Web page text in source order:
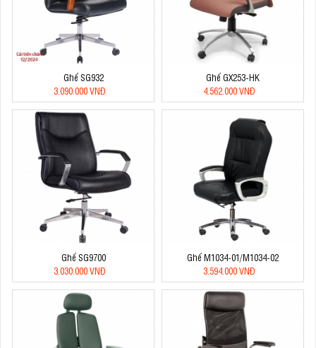
Ghế SG932
3.090.000 VNĐ
Ghế GX253-HK
4.562.000 VNĐ
Ghế SG9700
3.030.000 VNĐ
Ghế M1034-01/M1034-02
3.594.000 VNĐ